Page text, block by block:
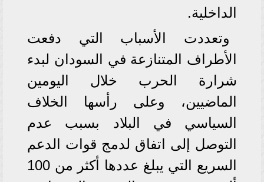
الداخلية.
وتعددت الأسباب التي دفعت
الأطراف المتنازعة في السودان لبدء
شرارة الحرب خلال اليومين
الماضيين، وعلى رأسها الخلاف
السياسي في البلاد بسبب عدم
التوصل إلى اتفاق لدمج قوات الدعم
السريع التي يبلغ عددها أكثر من 100